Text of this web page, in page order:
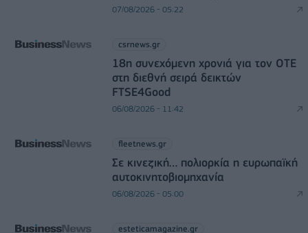
07/08/2026 - 05:22
csrnews.gr
18η συνεχόμενη χρονιά για τον ΟΤΕ
στη διεθνή σειρά δεικτών
FTSE4Good
06/08/2026 - 11:42
fleetnews.gr
Σε κινεζική… πολιορκία η ευρωπαϊκή
αυτοκινητοβιομηχανία
06/08/2026 - 05:00
esteticamagazine.gr